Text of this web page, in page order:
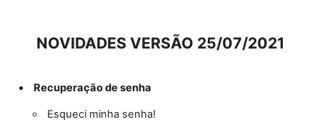
NOVIDADES VERSÃO 25/07/2021
Recuperação de senha
Esqueci minha senha!